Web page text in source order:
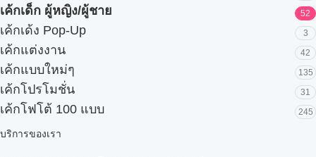
เค้กเด็ก ผู้หญิง/ผู้ชาย 52
เค้กเด้ง Pop-Up 3
เค้กแต่งงาน 42
เค้กแบบใหม่ๆ 135
เค้กโปรโมชั่น 31
เค้กโฟโต้ 100 แบบ 245
บริการของเรา